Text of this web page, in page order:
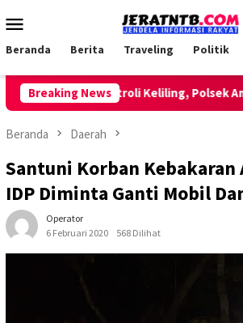
ke
Mobile
Beranda Berita Traveling Politik
Breaking News
Lakukan Patroli Keliling, Polsek
Beranda Daerah
Santuni Korban
IDP Diminta Ganti Mobil
Operator
6 Februari 2020
568 Dilihat